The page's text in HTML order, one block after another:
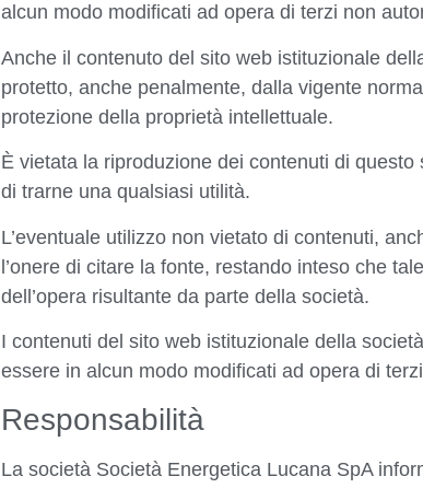
alcun modo modificati ad opera di terzi non
Anche il contenuto del sito web istituzionale
protetto, anche penalmente, dalla vigente
protezione della proprietà intellettuale.
È vietata la riproduzione dei contenuti di
di trarne una qualsiasi utilità.
L’eventuale utilizzo non vietato di contenuti,
l’onere di citare la fonte, restando inteso che
dell’opera risultante da parte della società.
I contenuti del sito web istituzionale della
essere in alcun modo modificati ad opera di
Responsabilità
La società Società Energetica Lucana SpA